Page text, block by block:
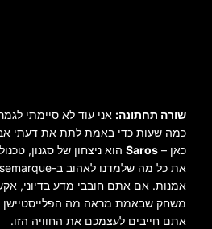
שורה תחתונה: אני עוד לא סיימתי
כמה שעות כדי באמת לתת את דעתי
כאן – Saros הוא ניצחון של סגנון,
אמנות. אם אתם חובבי מדע בדיוני,
אתם חייבים לעצמכם את החוויה הזו.